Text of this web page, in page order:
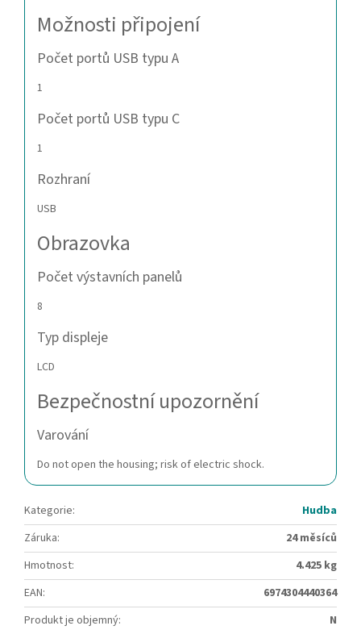
Možnosti připojení
Počet portů USB typu A
1
Počet portů USB typu C
1
Rozhraní
USB
Obrazovka
Počet výstavních panelů
8
Typ displeje
LCD
Bezpečnostní upozornění
Varování
Do not open the housing; risk of electric shock.
Kategorie:
Hudba
Záruka:
24 měsíců
Hmotnost:
4.425 kg
EAN:
6974304440364
Produkt je objemný:
N